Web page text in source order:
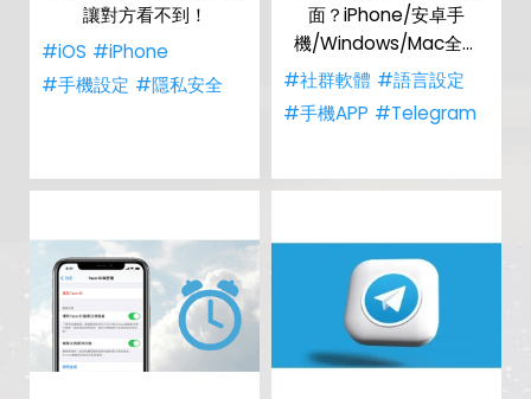
讓對方看不到！
#iOS #iPhone
#手機設定 #隱私安全
面？iPhone/安卓手
機/Windows/Mac全都
可！
#社群軟體 #語言設定
#手機APP #Telegram